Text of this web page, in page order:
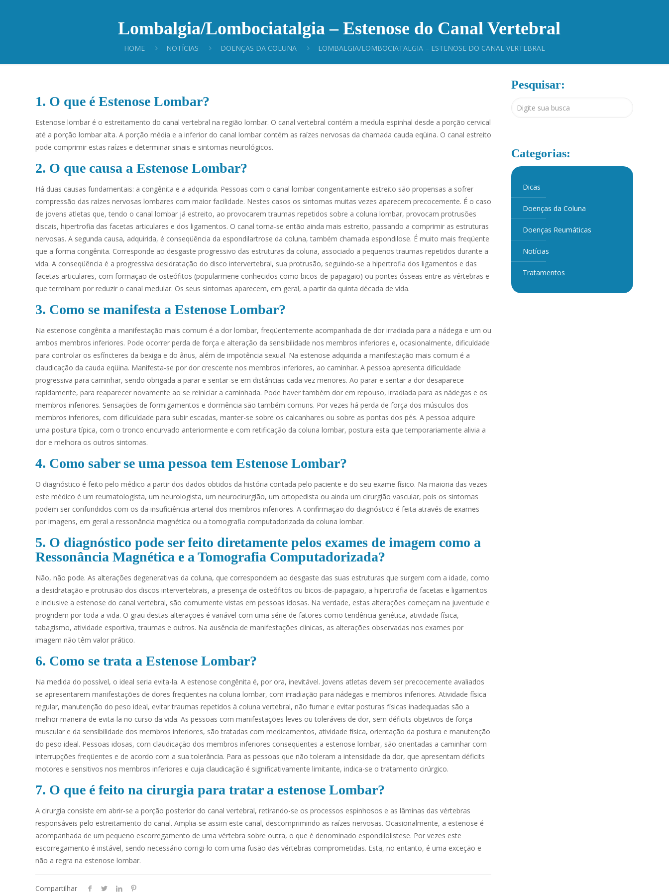
Lombalgia/Lombociatalgia – Estenose do Canal Vertebral
HOME NOTÍCIAS DOENÇAS DA COLUNA LOMBALGIA/LOMBOCIATALGIA – ESTENOSE DO CANAL VERTEBRAL
1. O que é Estenose Lombar?
Estenose lombar é o estreitamento do canal vertebral na região lombar. O canal vertebral contém a medula espinhal desde a porção cervical
até a porção lombar alta. A porção média e a inferior do canal lombar contém as raízes nervosas da chamada cauda eqüina. O canal estreito
pode comprimir estas raízes e determinar sinais e sintomas neurológicos.
2. O que causa a Estenose Lombar?
Há duas causas fundamentais: a congênita e a adquirida. Pessoas com o canal lombar congenitamente estreito são propensas a sofrer
compressão das raízes nervosas lombares com maior facilidade. Nestes casos os sintomas muitas vezes aparecem precocemente. É o caso
de jovens atletas que, tendo o canal lombar já estreito, ao provocarem traumas repetidos sobre a coluna lombar, provocam protrusões
discais, hipertrofia das facetas articulares e dos ligamentos. O canal torna-se então ainda mais estreito, passando a comprimir as estruturas
nervosas. A segunda causa, adquirida, é conseqüência da espondilartrose da coluna, também chamada espondilose. É muito mais freqüente
que a forma congênita. Corresponde ao desgaste progressivo das estruturas da coluna, associado a pequenos traumas repetidos durante a
vida. A conseqüência é a progressiva desidratação do disco intervertebral, sua protrusão, seguindo-se a hipertrofia dos ligamentos e das
facetas articulares, com formação de osteófitos (popularmene conhecidos como bicos-de-papagaio) ou pontes ósseas entre as vértebras e
que terminam por reduzir o canal medular. Os seus sintomas aparecem, em geral, a partir da quinta década de vida.
3. Como se manifesta a Estenose Lombar?
Na estenose congênita a manifestação mais comum é a dor lombar, freqüentemente acompanhada de dor irradiada para a nádega e um ou
ambos membros inferiores. Pode ocorrer perda de força e alteração da sensibilidade nos membros inferiores e, ocasionalmente, dificuldade
para controlar os esfíncteres da bexiga e do ânus, além de impotência sexual. Na estenose adquirida a manifestação mais comum é a
claudicação da cauda eqüina. Manifesta-se por dor crescente nos membros inferiores, ao caminhar. A pessoa apresenta dificuldade
progressiva para caminhar, sendo obrigada a parar e sentar-se em distâncias cada vez menores. Ao parar e sentar a dor desaparece
rapidamente, para reaparecer novamente ao se reiniciar a caminhada. Pode haver também dor em repouso, irradiada para as nádegas e os
membros inferiores. Sensações de formigamentos e dormência são também comuns. Por vezes há perda de força dos músculos dos
membros inferiores, com dificuldade para subir escadas, manter-se sobre os calcanhares ou sobre as pontas dos pés. A pessoa adquire
uma postura típica, com o tronco encurvado anteriormente e com retificação da coluna lombar, postura esta que temporariamente alivia a
dor e melhora os outros sintomas.
4. Como saber se uma pessoa tem Estenose Lombar?
O diagnóstico é feito pelo médico a partir dos dados obtidos da história contada pelo paciente e do seu exame físico. Na maioria das vezes
este médico é um reumatologista, um neurologista, um neurocirurgião, um ortopedista ou ainda um cirurgião vascular, pois os sintomas
podem ser confundidos com os da insuficiência arterial dos membros inferiores. A confirmação do diagnóstico é feita através de exames
por imagens, em geral a ressonância magnética ou a tomografia computadorizada da coluna lombar.
5. O diagnóstico pode ser feito diretamente pelos exames de imagem como a
Ressonância Magnética e a Tomografia Computadorizada?
Não, não pode. As alterações degenerativas da coluna, que correspondem ao desgaste das suas estruturas que surgem com a idade, como
a desidratação e protrusão dos discos intervertebrais, a presença de osteófitos ou bicos-de-papagaio, a hipertrofia de facetas e ligamentos
e inclusive a estenose do canal vertebral, são comumente vistas em pessoas idosas. Na verdade, estas alterações começam na juventude e
progridem por toda a vida. O grau destas alterações é variável com uma série de fatores como tendência genética, atividade física,
tabagismo, atividade esportiva, traumas e outros. Na ausência de manifestações clínicas, as alterações observadas nos exames por
imagem não têm valor prático.
6. Como se trata a Estenose Lombar?
Na medida do possível, o ideal seria evita-la. A estenose congênita é, por ora, inevitável. Jovens atletas devem ser precocemente avaliados
se apresentarem manifestações de dores freqüentes na coluna lombar, com irradiação para nádegas e membros inferiores. Atividade física
regular, manutenção do peso ideal, evitar traumas repetidos à coluna vertebral, não fumar e evitar posturas físicas inadequadas são a
melhor maneira de evita-la no curso da vida. As pessoas com manifestações leves ou toleráveis de dor, sem déficits objetivos de força
muscular e da sensibilidade dos membros inferiores, são tratadas com medicamentos, atividade física, orientação da postura e manutenção
do peso ideal. Pessoas idosas, com claudicação dos membros inferiores conseqüentes a estenose lombar, são orientadas a caminhar com
interrupções freqüentes e de acordo com a sua tolerância. Para as pessoas que não toleram a intensidade da dor, que apresentam déficits
motores e sensitivos nos membros inferiores e cuja claudicação é significativamente limitante, indica-se o tratamento cirúrgico.
7. O que é feito na cirurgia para tratar a estenose Lombar?
A cirurgia consiste em abrir-se a porção posterior do canal vertebral, retirando-se os processos espinhosos e as lâminas das vértebras
responsáveis pelo estreitamento do canal. Amplia-se assim este canal, descomprimindo as raízes nervosas. Ocasionalmente, a estenose é
acompanhada de um pequeno escorregamento de uma vértebra sobre outra, o que é denominado espondilolistese. Por vezes este
escorregamento é instável, sendo necessário corrigi-lo com uma fusão das vértebras comprometidas. Esta, no entanto, é uma exceção e
não a regra na estenose lombar.
Compartilhar
Pesquisar:
Categorias:
Dicas
Doenças da Coluna
Doenças Reumáticas
Notícias
Tratamentos